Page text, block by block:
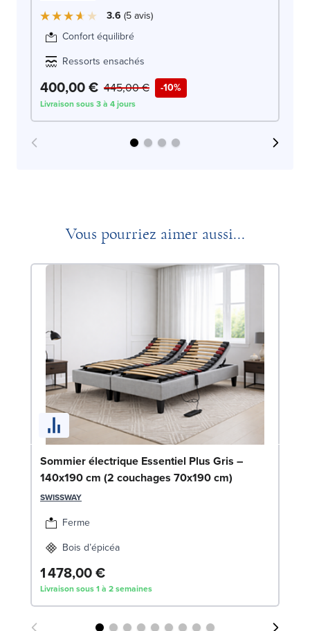
3.6 5avis
Confort équilibré
Ressorts ensachés
400,00 € -10%
445,00 €
Livraison sous 3 à 4 jours
Vous pourriez aimer aussi...
Sommier électrique Essentiel Plus Gris –
140x190 cm (2 couchages 70x190 cm)
SWISSWAY
Ferme
Bois d’épicéa
1 478,00 €
Livraison sous 1 à 2 semaines